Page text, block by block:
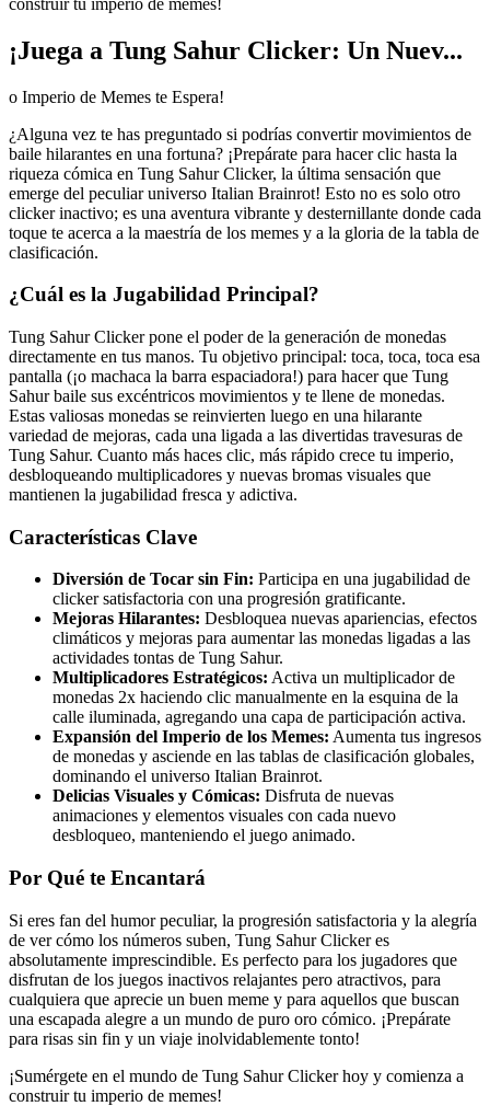
¡Juega a Tung Sahur Clicker: Un Nuev...
o Imperio de Memes te Espera!
¿Alguna vez te has preguntado si podrías convertir movimientos de
baile hilarantes en una fortuna? ¡Prepárate para hacer clic hasta la
riqueza cómica en Tung Sahur Clicker, la última sensación que
emerge del peculiar universo Italian Brainrot! Esto no es solo otro
clicker inactivo; es una aventura vibrante y desternillante donde cada
toque te acerca a la maestría de los memes y a la gloria de la tabla de
clasificación.
¿Cuál es la Jugabilidad Principal?
Tung Sahur Clicker pone el poder de la generación de monedas
directamente en tus manos. Tu objetivo principal: toca, toca, toca esa
pantalla (¡o machaca la barra espaciadora!) para hacer que Tung
Sahur baile sus excéntricos movimientos y te llene de monedas.
Estas valiosas monedas se reinvierten luego en una hilarante
variedad de mejoras, cada una ligada a las divertidas travesuras de
Tung Sahur. Cuanto más haces clic, más rápido crece tu imperio,
desbloqueando multiplicadores y nuevas bromas visuales que
mantienen la jugabilidad fresca y adictiva.
Características Clave
Diversión de Tocar sin Fin: Participa en una jugabilidad de
clicker satisfactoria con una progresión gratificante.
Mejoras Hilarantes: Desbloquea nuevas apariencias, efectos
climáticos y mejoras para aumentar las monedas ligadas a las
actividades tontas de Tung Sahur.
Multiplicadores Estratégicos: Activa un multiplicador de
monedas 2x haciendo clic manualmente en la esquina de la
calle iluminada, agregando una capa de participación activa.
Expansión del Imperio de los Memes: Aumenta tus ingresos
de monedas y asciende en las tablas de clasificación globales,
dominando el universo Italian Brainrot.
Delicias Visuales y Cómicas: Disfruta de nuevas
animaciones y elementos visuales con cada nuevo
desbloqueo, manteniendo el juego animado.
Por Qué te Encantará
Si eres fan del humor peculiar, la progresión satisfactoria y la alegría
de ver cómo los números suben, Tung Sahur Clicker es
absolutamente imprescindible. Es perfecto para los jugadores que
disfrutan de los juegos inactivos relajantes pero atractivos, para
cualquiera que aprecie un buen meme y para aquellos que buscan
una escapada alegre a un mundo de puro oro cómico. ¡Prepárate
para risas sin fin y un viaje inolvidablemente tonto!
¡Sumérgete en el mundo de Tung Sahur Clicker hoy y comienza a
construir tu imperio de memes!